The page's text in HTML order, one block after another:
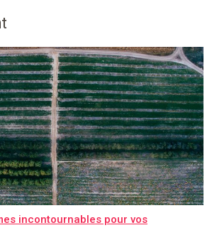
incontournables pour vos